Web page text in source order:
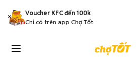
Voucher KFC đến 100k
Chỉ có trên app Chợ Tốt